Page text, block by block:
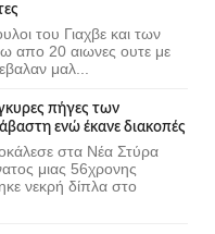
του Γιαχβε και των
απο 20 αιωνες ουτε με
μαλ...
πήγες των
ενώ έκανε διακοπές
στα Νέα Στύρα
μιας 56χρονης
νεκρή δίπλα στο